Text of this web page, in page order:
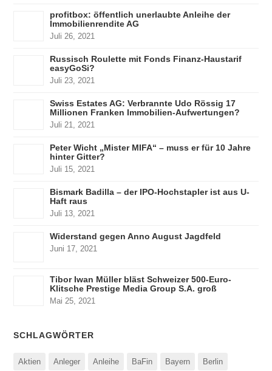
profitbox: öffentlich unerlaubte Anleihe der
Immobilienrendite AG
Juli 26, 2021
Russisch Roulette mit Fonds Finanz-Haustarif
easyGoSi?
Juli 23, 2021
Swiss Estates AG: Verbrannte Udo Rössig 17
Millionen Franken Immobilien-Aufwertungen?
Juli 21, 2021
Peter Wicht „Mister MIFA“ – muss er für 10 Jahre
hinter Gitter?
Juli 15, 2021
Bismark Badilla – der IPO-Hochstapler ist aus U-
Haft raus
Juli 13, 2021
Widerstand gegen Anno August Jagdfeld
Juni 17, 2021
Tibor Iwan Müller bläst Schweizer 500-Euro-
Klitsche Prestige Media Group S.A. groß
Mai 25, 2021
SCHLAGWÖRTER
Aktien Anleger Anleihe BaFin Bayern Berlin